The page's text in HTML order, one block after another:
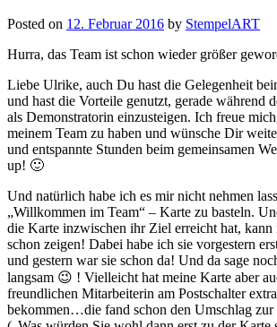
Posted on 12. Februar 2016 by StempelART
Hurra, das Team ist schon wieder größer
Liebe Ulrike, auch Du hast die Gelegenheit
und hast die Vorteile genutzt, gerade während
als Demonstratorin einzusteigen. Ich freue
meinem Team zu haben und wünsche Dir
und entspannte Stunden beim gemeinsamen
up! 🙂
Und natürlich habe ich es mir nicht nehmen
„Willkommen im Team“ – Karte zu basteln.
die Karte inzwischen ihr Ziel erreicht hat, kann
schon zeigen! Dabei habe ich sie vorgestern
und gestern war sie schon da! Und da sage
langsam 😉 ! Vielleicht hat meine Karte aber
freundlichen Mitarbeiterin am Postschalter
bekommen…die fand schon den Umschlag